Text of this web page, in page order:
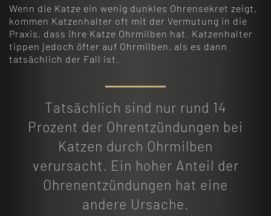
Wenn die Katze ein wenig dunkles Ohrensekret zeigt,
kommen Katzenhalter oft mit der Vermutung in die
Praxis, dass ihre Katze Ohrmilben hat. Katzenhalter
tippen jedoch öfter auf Ohrmilben, als es dann
tatsächlich der Fall ist.
Tatsächlich sind nur rund 14
Prozent der Ohrentzündungen bei
Katzen durch Ohrmilben
verursacht. Ein hoher Anteil der
Ohrenentzündungen hat eine
andere Ursache.